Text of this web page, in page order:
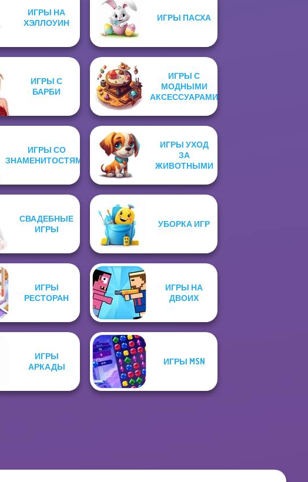
ИГРЫ НА
ХЭЛЛОУИН
ИГРЫ ПАСХА
ИГРЫ С
БАРБИ
ИГРЫ С
МОДНЫМИ
АКСЕССУАРАМИ
ИГРЫ СО
ЗНАМЕНИТОСТЯМИ
ИГРЫ УХОД
ЗА
ЖИВОТНЫМИ
СВАДЕБНЫЕ
ИГРЫ
УБОРКА ИГР
ИГРЫ
РЕСТОРАН
ИГРЫ НА
ДВОИХ
ИГРЫ
АРКАДЫ
ИГРЫ MSN